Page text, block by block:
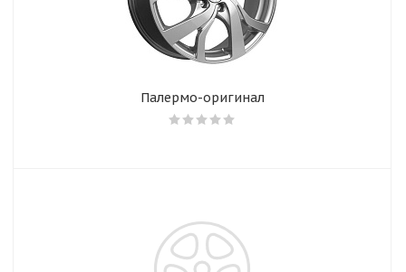
Палермо-оригинал